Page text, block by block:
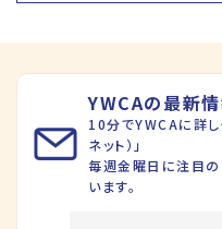
YWCAの最新情
10分でYWCAに詳し
ネット）」
毎週金曜日に注目の
います。